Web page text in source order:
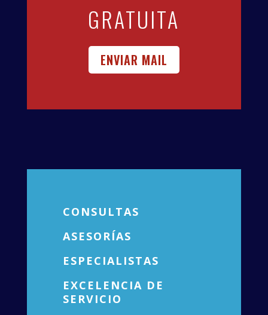
GRATUITA
ENVIAR MAIL
CONSULTAS
ASESORÍAS
ESPECIALISTAS
EXCELENCIA DE
SERVICIO